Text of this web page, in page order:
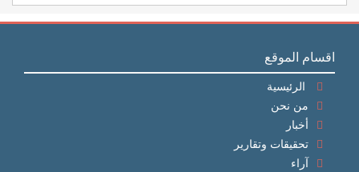
اقسام الموقع
الرئيسية
من نحن
أخبار
تحقيقات وتقارير
آراء